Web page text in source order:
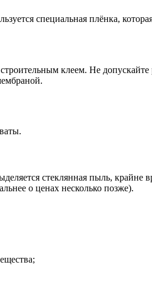
специальная плёнка,
клеем. Не допускайте
стеклянная пыль, крайне
о ценах несколько позже).